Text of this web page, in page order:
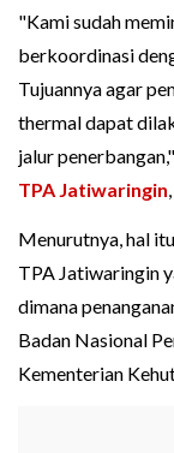
"Kami sudah
berkoordinasi
Tujuannya agar
thermal dapat
jalur
TPA Jatiwaringin
Menurutnya, hal
TPA Jatiwaringin
dimana
Badan Nasional
Kementerian